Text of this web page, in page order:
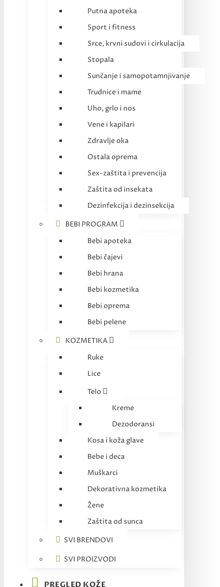
Putna apoteka
Sport i fitness
Srce, krvni sudovi i cirkulacija
Stopala
Sunčanje i samopotamnjivanje
Trudnice i mame
Uho, grlo i nos
Vene i kapilari
Zdravlje oka
Ostala oprema
Sex-zaštita i prevencija
Zaštita od insekata
Dezinfekcija i dezinsekcija
BEBI PROGRAM
Bebi apoteka
Bebi čajevi
Bebi hrana
Bebi kozmetika
Bebi oprema
Bebi pelene
KOZMETIKA
Ruke
Lice
Telo
Kreme
Dezodoransi
Kosa i koža glave
Bebe i deca
Muškarci
Dekorativna kozmetika
Žene
Zaštita od sunca
SVI BRENDOVI
SVI PROIZVODI
PREGLED KOŽE